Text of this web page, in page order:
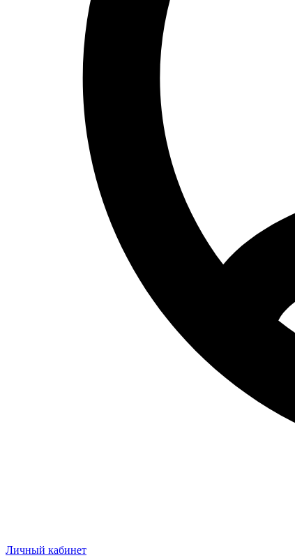
Личный кабинет